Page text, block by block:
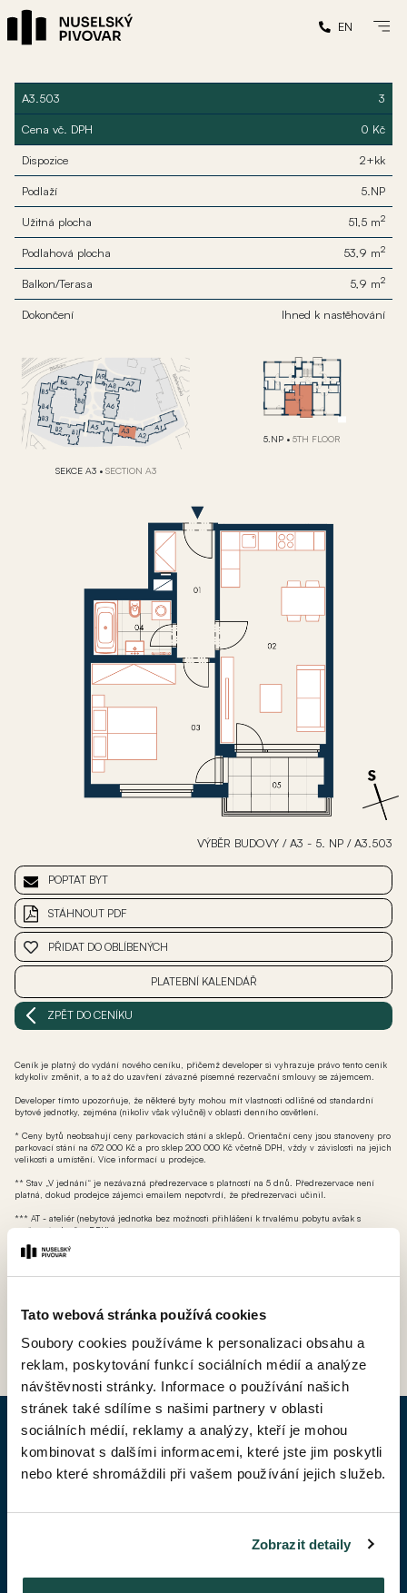
Tato webová stránka používá cookies
Soubory cookies používáme k personalizaci obsahu a
reklam, poskytování funkcí sociálních médií a analýze
návštěvnosti stránky. Informace o používání našich
stránek také sdílíme s našimi partnery v oblasti
sociálních médií, reklamy a analýzy, kteří je mohou
kombinovat s dalšími informacemi, které jste jim poskytli
nebo které shromáždili při vašem používání jejich služeb.
Zobrazit detaily
EN
A3.503 3
Cena vč. DPH 0 Kč
Dispozice 2+kk
Podlaží 5.NP
Užitná plocha 51,5 m2
Podlahová plocha 53,9 m2
Balkon/Terasa 5,9 m2
Dokončení Ihned k nastěhování
SEKCE A3 • SECTION A3
5.NP • 5TH FLOOR
VÝBĚR BUDOVY / A3 - 5. NP / A3.503
POPTAT BYT
STÁHNOUT PDF
PŘIDAT DO OBLÍBENÝCH
PLATEBNÍ KALENDÁŘ
ZPĚT DO CENÍKU
Ceník je platný do vydání nového ceníku, přičemž developer si vyhrazuje právo tento ceník
kdykoliv změnit, a to až do uzavření závazné písemné rezervační smlouvy se zájemcem.
Developer tímto upozorňuje, že některé byty mohou mít vlastnosti odlišné od standardní
bytové jednotky, zejména (nikoliv však výlučně) v oblasti denního osvětlení.
* Ceny bytů neobsahují ceny parkovacích stání a sklepů. Orientační ceny jsou stanoveny pro
parkovací stání na 672 000 Kč a pro sklep 200 000 Kč včetně DPH, vždy v závislosti na jejich
velikosti a umístění. Více informací u prodejce.
** Stav „V jednání“ je nezávazná předrezervace s platností na 5 dnů. Předrezervace není
platná, dokud prodejce zájemci emailem nepotvrdí, že předrezervaci učinil.
*** AT - ateliér (nebytová jednotka bez možnosti přihlášení k trvalému pobytu avšak s
možností odpočtu DPH).
POPTAT BYT